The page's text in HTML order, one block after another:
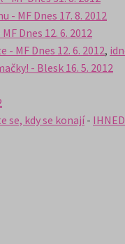
- MF Dnes 17. 8. 2012
Dnes 12. 6. 2012
MF Dnes 12. 6. 2012,
- Blesk 16. 5. 2012
se, kdy se konají-